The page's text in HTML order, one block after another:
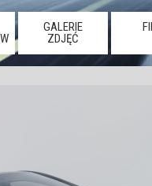
GALERIE
ZDJĘĆ